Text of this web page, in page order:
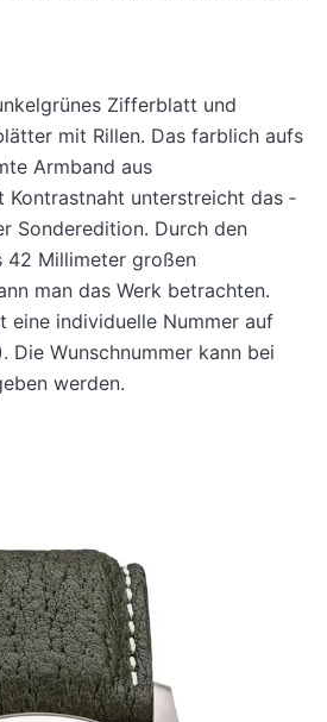
Zifferblatt und
mit Rillen. Das farblich aufs
Armband aus
Kontrastnaht unterstreicht das
Sonderedition. Durch den
42 Millimeter großen
man das Werk betrachten.
eine individuelle Nummer auf
Die Wunschnummer kann bei
werden.